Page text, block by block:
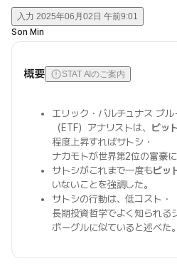
入力 2025年06月02日 午前9:01
Son Min
概要 STAT AIのご案内
エリック・バルチュナス ブ
（ETF）アナリストは、 ビッ
程度上昇すればサトシ・
ナカモトが世界第2位の富豪
サトシがこれまで一度もビッ
いないことを強調した。
サトシの行動は、低コスト・
長期投資哲学でよく知られる
ボーグルに似ていると述べた。